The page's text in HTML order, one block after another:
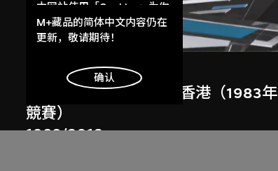
扎哈．哈迪德
展出中
大堂設計，山頂項目，香港（1983年
競賽）
1983/2012
本网站使用「Cookies」为你
提供最好的网站体验。
了解更多
明白
M+藏品的简体中文内容仍在
更新，敬请期待！
确认